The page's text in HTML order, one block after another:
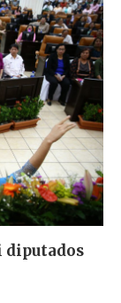
diputados